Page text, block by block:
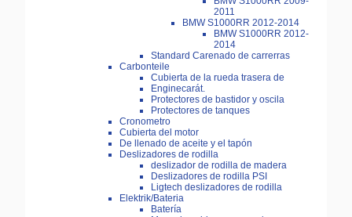
2011
BMW S1000RR 2012-2014
BMW S1000RR 2012-
2014
Standard Carenado de carrerras
Carbonteile
Cubierta de la rueda trasera de
Enginecarát.
Protectores de bastidor y oscila
Protectores de tanques
Cronometro
Cubierta del motor
De llenado de aceite y el tapón
Deslizadores de rodilla
deslizador de rodilla de madera
Deslizadores de rodilla PSI
Ligtech deslizadores de rodilla
Elektrik/Bateria
Batería